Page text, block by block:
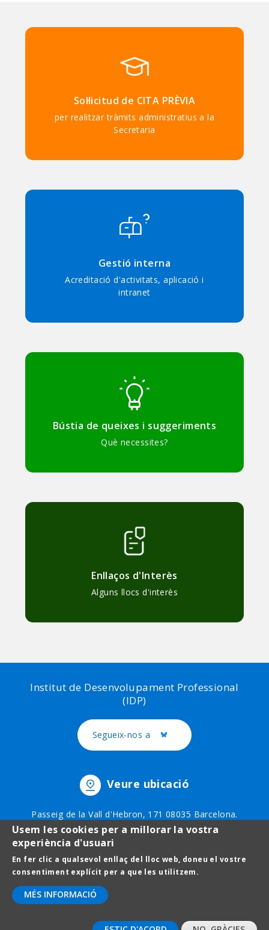
Sol·licitud de CITA PRÈVIA
per realitzar tràmits administratius a la
Secretaria
Gestió interna
Acreditació d'activitats, aplicació i
intranet
Bústia de queixes i suggeriments
Què necessites?
Enllaços d'Interès
Alguns llocs d'interès
Institut de Desenvolupament Professional
(IDP)
Segueix-nos a Twitter
Veure ubicació
Passeig de la Vall d'Hebron, 171 08035 Barcelona.
Telèfon: 93 403 51 75
Footer
menu
Avís legal
Protecció de dades
Usem les cookies per a millorar la vostra
experiència d'usuari
En fer clic a qualsevol enllaç del lloc web, doneu el vostre
consentiment explícit per a que les utilitzem.
MÉS INFORMACIÓ